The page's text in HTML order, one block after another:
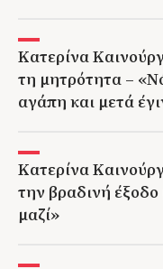
Κατερίνα
τη μητρότητα –
αγάπη και μετά
Κατερίνα
την βραδινή
μαζί»